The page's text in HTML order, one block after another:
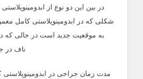
در بین این دو نوع از
شکلی که در ابدومینوپلاستی کامل
به موقعیت جدید است در حالی که در
ناف در
مدت زمان جراحی در ابدومینوپلاستی